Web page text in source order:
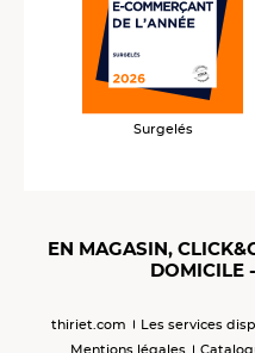
Surgelés
EN MAGASIN,
DOMICILE
thiriet.com Les services
Mentions légales